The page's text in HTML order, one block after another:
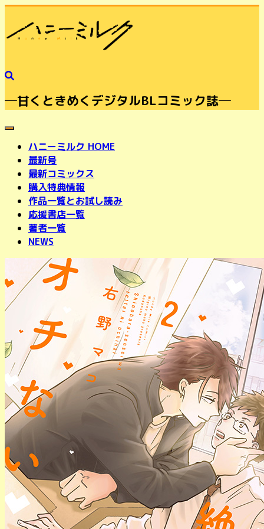
─甘くときめくデジタルBLコミック誌─
toggle navigation
ハニーミルク HOME
最新号
最新コミックス
購入特典情報
作品一覧とお試し読み
応援書店一覧
著者一覧
NEWS